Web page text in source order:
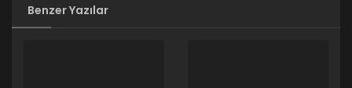
Benzer Yazılar